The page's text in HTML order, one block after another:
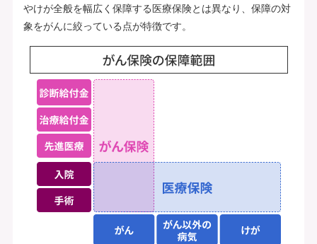
やけが全般を幅広く保障する医療保険とは異なり、保障の対
象をがんに絞っている点が特徴です。